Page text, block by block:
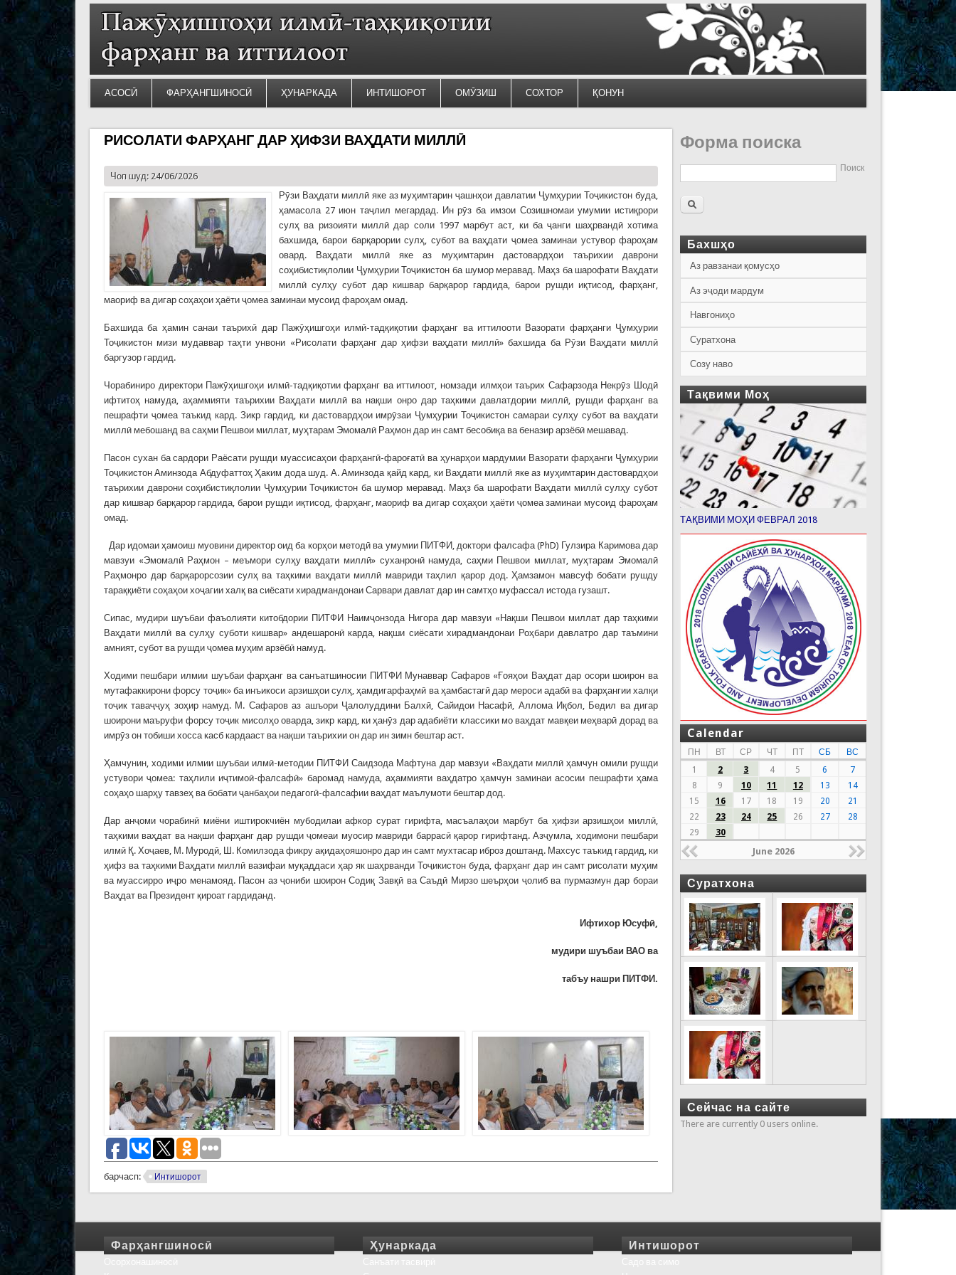
АСОСӢ ФАРҲАНГШИНОСӢ ҲУНАРКАДА ИНТИШОРОТ ОМӮЗИШ СОХТОР ҚОНУН
РИСОЛАТИ ФАРҲАНГ ДАР ҲИФЗИ ВАҲДАТИ МИЛЛӢ
Чоп шуд: 24/06/2026
Рӯзи Ваҳдати миллӣ яке аз муҳимтарин ҷашнҳои давлатии Ҷумҳурии Тоҷикистон буда,
ҳамасола 27 июн таҷлил мегардад. Ин рӯз ба имзои Созишномаи умумии истиқрори
сулҳ ва ризоияти миллӣ дар соли 1997 марбут аст, ки ба ҷанги шаҳрвандӣ хотима
бахшида, барои барқарории сулҳ, субот ва ваҳдати ҷомеа заминаи устувор фароҳам
овард. Ваҳдати миллӣ яке аз муҳимтарин дастовардҳои таърихии даврони
соҳибистиқлолии Ҷумҳурии Тоҷикистон ба шумор меравад. Маҳз ба шарофати Ваҳдати
миллӣ сулҳу субот дар кишвар барқарор гардида, барои рушди иқтисод, фарҳанг,
маориф ва дигар соҳаҳои ҳаёти ҷомеа заминаи мусоид фароҳам омад.
Бахшида ба ҳамин санаи таърихӣ дар Пажӯҳишгоҳи илмӣ-тадқиқотии фарҳанг ва иттилооти Вазорати фарҳанги Ҷумҳурии
Тоҷикистон мизи мудаввар таҳти унвони «Рисолати фарҳанг дар ҳифзи ваҳдати миллӣ» бахшида ба Рӯзи Ваҳдати миллӣ
баргузор гардид.
Чорабиниро директори Пажӯҳишгоҳи илмӣ-тадқиқотии фарҳанг ва иттилоот, номзади илмҳои таърих Сафарзода Некрӯз Шодӣ
ифтитоҳ намуда, аҳаммияти таърихии Ваҳдати миллӣ ва нақши онро дар таҳкими давлатдории миллӣ, рушди фарҳанг ва
пешрафти ҷомеа таъкид кард. Зикр гардид, ки дастовардҳои имрӯзаи Ҷумҳурии Тоҷикистон самараи сулҳу субот ва ваҳдати
миллӣ мебошанд ва саҳми Пешвои миллат, муҳтарам Эмомалӣ Раҳмон дар ин самт бесобиқа ва беназир арзёбӣ мешавад.
Пасон сухан ба сардори Раёсати рушди муассисаҳои фарҳангӣ-фароғатӣ ва ҳунарҳои мардумии Вазорати фарҳанги Ҷумҳурии
Тоҷикистон Аминзода Абдуфаттоҳ Ҳаким дода шуд. А. Аминзода қайд кард, ки Ваҳдати миллӣ яке аз муҳимтарин дастовардҳои
таърихии даврони соҳибистиқлолии Ҷумҳурии Тоҷикистон ба шумор меравад. Маҳз ба шарофати Ваҳдати миллӣ сулҳу субот
дар кишвар барқарор гардида, барои рушди иқтисод, фарҳанг, маориф ва дигар соҳаҳои ҳаёти ҷомеа заминаи мусоид фароҳам
омад.
Дар идомаи ҳамоиш муовини директор оид ба корҳои методӣ ва умумии ПИТФИ, доктори фалсафа (PhD) Гулзира Каримова дар
мавзуи «Эмомалӣ Раҳмон – меъмори сулҳу ваҳдати миллӣ» суханронӣ намуда, саҳми Пешвои миллат, муҳтарам Эмомалӣ
Раҳмонро дар барқарорсозии сулҳ ва таҳкими ваҳдати миллӣ мавриди таҳлил қарор дод. Ҳамзамон мавсуф бобати рушду
тараққиёти соҳаҳои хоҷагии халқ ва сиёсати хирадмандонаи Сарвари давлат дар ин самтҳо муфассал истода гузашт.
Сипас, мудири шуъбаи фаъолияти китобдории ПИТФИ Наимҷонзода Нигора дар мавзуи «Нақши Пешвои миллат дар таҳкими
Ваҳдати миллӣ ва сулҳу суботи кишвар» андешаронӣ карда, нақши сиёсати хирадмандонаи Роҳбари давлатро дар таъмини
амният, субот ва рушди ҷомеа муҳим арзёбӣ намуд.
Ходими пешбари илмии шуъбаи фарҳанг ва санъатшиносии ПИТФИ Мунаввар Сафаров «Ғояҳои Ваҳдат дар осори шоирон ва
мутафаккирони форсу тоҷик» ба инъикоси арзишҳои сулҳ, ҳамдигарфаҳмӣ ва ҳамбастагӣ дар мероси адабӣ ва фарҳангии халқи
тоҷик таваҷҷуҳ зоҳир намуд. М. Сафаров аз ашъори Ҷалолуддини Балхӣ, Сайидои Насафӣ, Аллома Иқбол, Бедил ва дигар
шоирони маъруфи форсу тоҷик мисолҳо оварда, зикр кард, ки ҳанӯз дар адабиёти классики мо ваҳдат мавқеи меҳварӣ дорад ва
имрӯз он тобиши хосса касб кардааст ва нақши таърихии он дар ин зимн бештар аст.
Ҳамчунин, ходими илмии шуъбаи илмӣ-методии ПИТФИ Саидзода Мафтуна дар мавзуи «Ваҳдати миллӣ ҳамчун омили рушди
устувори ҷомеа: таҳлили иҷтимоӣ-фалсафӣ» баромад намуда, аҳаммияти ваҳдатро ҳамчун заминаи асосии пешрафти ҳама
соҳаҳо шарҳу тавзеҳ ва бобати ҷанбаҳои педагогӣ-фалсафии ваҳдат маълумоти бештар дод.
Дар анҷоми чорабинӣ миёни иштирокчиён мубодилаи афкор сурат гирифта, масъалаҳои марбут ба ҳифзи арзишҳои миллӣ,
таҳкими ваҳдат ва нақши фарҳанг дар рушди ҷомеаи муосир мавриди баррасӣ қарор гирифтанд. Азҷумла, ходимони пешбари
илмӣ Қ. Хоҷаев, М. Муродӣ, Ш. Комилзода фикру ақидаҳояшонро дар ин самт мухтасар иброз доштанд. Махсус таъкид гардид, ки
ҳифз ва таҳкими Ваҳдати миллӣ вазифаи муқаддаси ҳар як шаҳрванди Тоҷикистон буда, фарҳанг дар ин самт рисолати муҳим
ва муассирро иҷро менамояд. Пасон аз ҷониби шоирон Содиқ Завқӣ ва Саъдӣ Мирзо шеърҳои ҷолиб ва пурмазмун дар бораи
Ваҳдат ва Президент қироат гардиданд.
Ифтихор Юсуфӣ
мудири шуъбаи ВАО ва
табъу нашри ПИТФИ.
барчасп: Интишорот
Форма поиска
Поиск
Бахшҳо
Аз равзанаи қомусҳо
Аз эҷоди мардум
Навгониҳо
Суратхона
Созу наво
Тақвими Моҳ
ТАҚВИМИ МОҲИ ФЕВРАЛ 2018
Calendar
ПН ВТ СР ЧТ ПТ СБ
ВС
1
2 3 4 5 6
7
8
9 10 11 12 13
14
15
16 17 18 19 20
21
22
23 24 25 26 27
28
29
30
June 2026
Суратхона
Сейчас на сайте
There are currently 0 users online.
Фарҳангшиносӣ Ҳунаркада Интишорот